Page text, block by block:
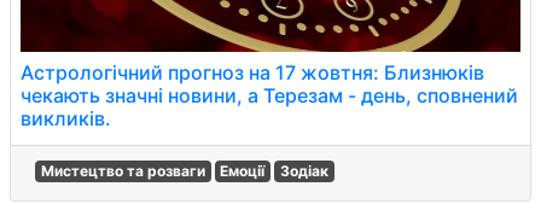
Астрологічний прогноз на 17 жовтня: Близнюків
чекають значні новини, а Терезам - день, сповнений
викликів.
Мистецтво та розваги Емоції Зодіак